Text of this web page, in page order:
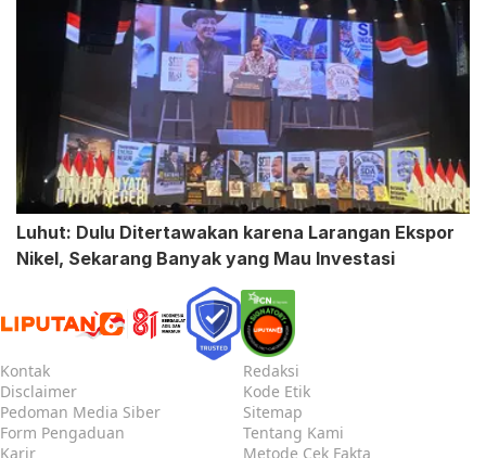
Luhut: Dulu Ditertawakan karena Larangan Ekspor
Nikel, Sekarang Banyak yang Mau Investasi
Kontak
Redaksi
Disclaimer
Kode Etik
Pedoman Media Siber
Sitemap
Form Pengaduan
Tentang Kami
Karir
Metode Cek Fakta